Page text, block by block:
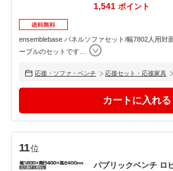
1,541 ポイント
ensemblebase パネルソファセット/幅7802人用対
ーブルのセットです
応接・ソファ・ベンチ 応接セット・応接家具
11位
パブリックベンチ ロ